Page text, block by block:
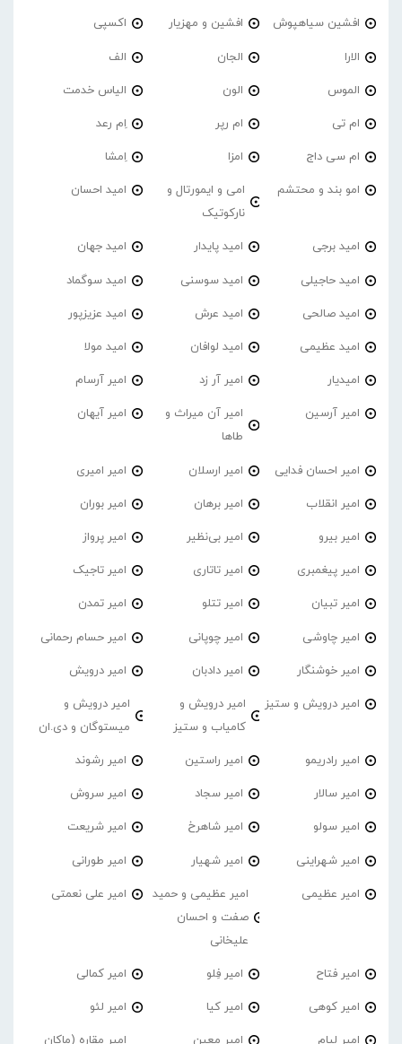
افشین سیاهپوش افشین و مهزیار اکسپی
الارا الجان الف
الموس الون الیاس خدمت
ام تی ام رپر اِم رعد
ام سی داج امزا اِمشا
امو بند و محتشم
امی و ایمورتال و
نارکوتیک
امید احسان
امید برجی امید پایدار امید جهان
امید حاجیلی امید سوسنی امید سوگماد
امید صالحی امید عرش امید عزیزپور
امید عظیمی امید لوافان امید مولا
امیدیار امیر آر زد امیر آرسام
امیر آرسین
امیر آن میراث و
طاها
امیر آیهان
امیر احسان فدایی امیر ارسلان امیر امیری
امیر انقلاب امیر برهان امیر‌ بوران
امیر بیرو امیر بی‌نظیر امیر پرواز
امیر پیغمبری امیر تاتاری امیر تاجیک
امیر تبیان امیر تتلو امیر تمدن
امیر چاوشی امیر چوپانی امیر حسام رحمانی
امیر خوشنگار امیر دادبان امیر درویش
امیر درویش و ستیز
امیر درویش و
کامیاب و ستیز
امیر درویش و
میستوگان و دی.ان
امیر رادریمو امیر راستین امیر رشوند
امیر سالار امیر سجاد امیر سروش
امیر سولو امیر شاهرخ امیر شریعت
امیر شهراینی امیر شهیار امیر طورانی
امیر عظیمی
امیر عظیمی و حمید
صفت و احسان
علیخانی
امیر علی نعمتی
امیر فتاح امیر فِلو امیر کمالی
امیر کوهی امیر کیا امیر لئو
امیر لیام امیر معین
امیر مقاره (ماکان